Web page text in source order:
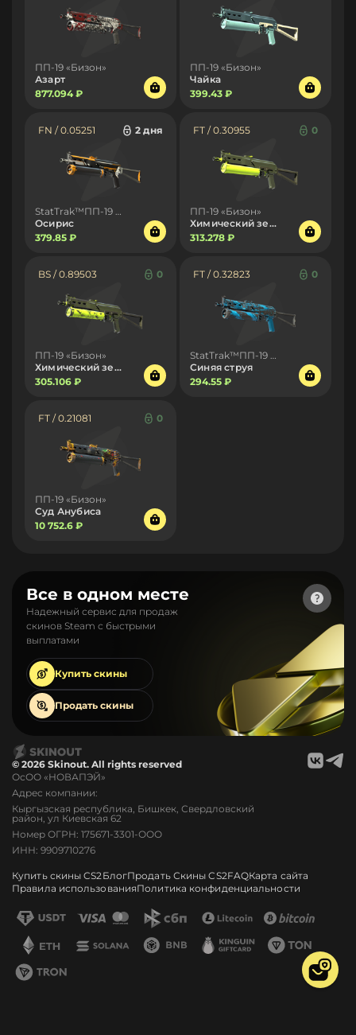
ПП-19 «Бизон»
Азарт
877.094 ₽
ПП-19 «Бизон»
Чайка
399.43 ₽
FN / 0.05251 2 дня
Осирис
379.85 ₽
FT / 0.30955 0
ПП-19 «Бизон»
Химический зелёный
313.278 ₽
BS / 0.89503 0
ПП-19 «Бизон»
Химический зелёный
305.106 ₽
FT / 0.32823 0
Синяя струя
294.55 ₽
FT / 0.21081 0
ПП-19 «Бизон»
Суд Анубиса
10 752.6 ₽
Все в одном месте
Надежный сервис для продаж
скинов Steam с быстрыми
выплатами
Купить скины
Продать скины
© 2026 Skinout. All rights reserved
ОсОО «НОВАПЭЙ»
Адрес компании:
Кыргызская республика, Бишкек, Свердловский
район, ул Киевская 62
Номер ОГРН: 175671-3301-ООО
ИНН: 9909710276
Купить скины CS2 БлогПродать Скины CS2FAQКарта сайта
Правила использованияПолитика конфиденциальности